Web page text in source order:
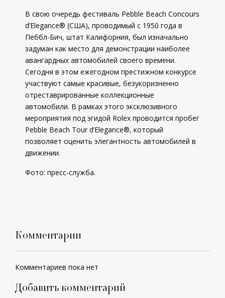
В свою очередь фестиваль Pebble Beach Concours
d’Elegance® (США), проводимый с 1950 года в
Пеббл-Бич, штат Калифорния, был изначально
задуман как место для демонстрации наиболее
авангардных автомобилей своего времени.
Сегодня в этом ежегодном престижном конкурсе
участвуют самые красивые, безукоризненно
отреставрированные коллекционные
автомобили. В рамках этого эксклюзивного
мероприятия под эгидой Rolex проводится пробег
Pebble Beach Tour d’Elegance®, который
позволяет оценить элегантность автомобилей в
движении.
Фото: пресс-служба.
Комментарии
Комментариев пока нет
Добавить комментарий